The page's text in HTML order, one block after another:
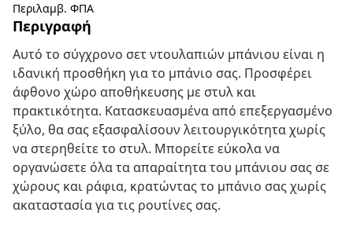
Περιλαμβ. ΦΠΑ
Περιγραφή
Αυτό το σύγχρονο σετ ντουλαπιών μπάνιου είναι η
ιδανική προσθήκη για το μπάνιο σας. Προσφέρει
άφθονο χώρο αποθήκευσης με στυλ και
πρακτικότητα. Κατασκευασμένα από επεξεργασμένο
ξύλο, θα σας εξασφαλίσουν λειτουργικότητα χωρίς
να στερηθείτε το στυλ. Μπορείτε εύκολα να
οργανώσετε όλα τα απαραίτητα του μπάνιου σας σε
χώρους και ράφια, κρατώντας το μπάνιο σας χωρίς
ακαταστασία για τις ρουτίνες σας.